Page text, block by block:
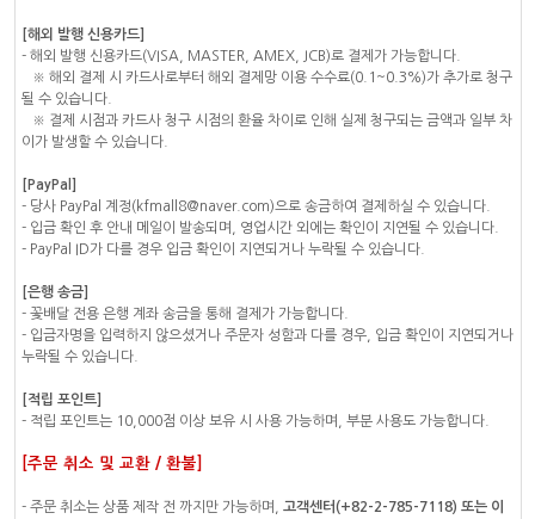
[해외 발행 신용카드]
- 해외 발행 신용카드(VISA, MASTER, AMEX, JCB)로 결제가 가능합니다.
※ 해외 결제 시 카드사로부터 해외 결제망 이용 수수료(0.1~0.3%)가 추가로 청구
될 수 있습니다.
※ 결제 시점과 카드사 청구 시점의 환율 차이로 인해 실제 청구되는 금액과 일부 차
이가 발생할 수 있습니다.
[PayPal]
- 당사 PayPal 계정(kfmall8@naver.com)으로 송금하여 결제하실 수 있습니다.
- 입금 확인 후 안내 메일이 발송되며, 영업시간 외에는 확인이 지연될 수 있습니다.
- PayPal ID가 다를 경우 입금 확인이 지연되거나 누락될 수 있습니다.
[은행 송금]
- 꽃배달 전용 은행 계좌 송금을 통해 결제가 가능합니다.
- 입금자명을 입력하지 않으셨거나 주문자 성함과 다를 경우, 입금 확인이 지연되거나
누락될 수 있습니다.
[적립 포인트]
- 적립 포인트는 10,000점 이상 보유 시 사용 가능하며, 부분 사용도 가능합니다.
[주문 취소 및 교환 / 환불]
- 주문 취소는 상품 제작 전 까지만 가능하며, 고객센터(+82-2-785-7118) 또는 이